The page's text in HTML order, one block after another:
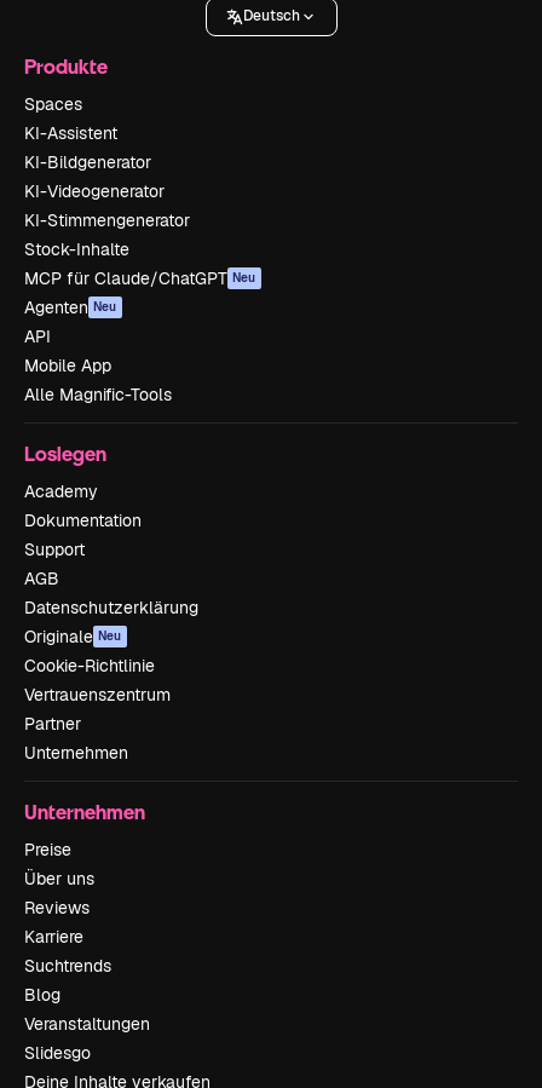
Deutsch
Produkte
Spaces
KI-Assistent
KI-Bildgenerator
KI-Videogenerator
KI-Stimmengenerator
Stock-Inhalte
MCP für Claude/ChatGPT Neu
Agenten Neu
API
Mobile App
Alle Magnific-Tools
Loslegen
Academy
Dokumentation
Support
AGB
Datenschutzerklärung
Originale Neu
Cookie-Richtlinie
Vertrauenszentrum
Partner
Unternehmen
Unternehmen
Preise
Über uns
Reviews
Karriere
Suchtrends
Blog
Veranstaltungen
Slidesgo
Deine Inhalte verkaufen